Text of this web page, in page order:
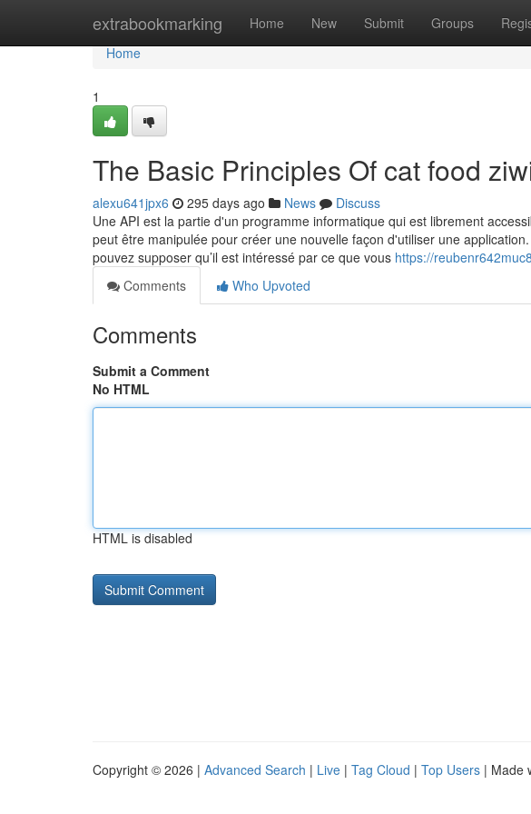
extrabookmarking Home New Submit Groups
Home
Home
1
The Basic Principles Of cat food
alexu641jpx6 295 days ago News
Discuss
Une API est la partie d'un programme informatique qui est librement
peut être manipulée pour créer une nouvelle façon d'utiliser une
pouvez supposer qu’il est intéressé par ce que vous https://
Comments
Who Upvoted
Comments
Submit a Comment
No HTML
HTML is disabled
Copyright © 2026 | Advanced Search | Live | Tag Cloud | Top Users | Made